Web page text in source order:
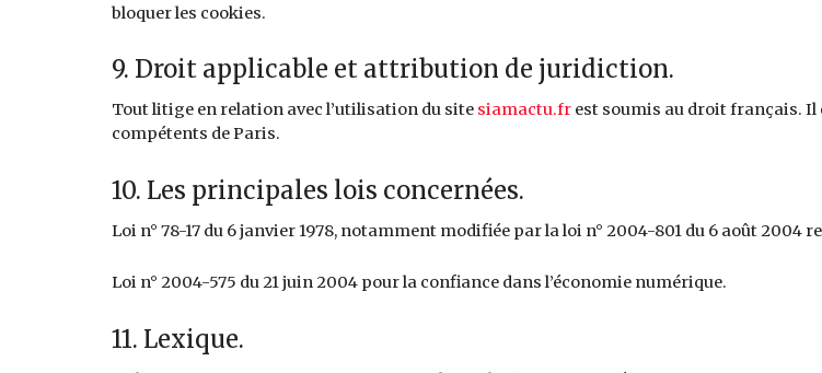
bloquer les cookies.
9. Droit applicable et attribution de juridiction.
Tout litige en relation avec l’utilisation du site siamactu.fr est soumis au droit français.
compétents de Paris.
10. Les principales lois concernées.
Loi n° 78-17 du 6 janvier 1978, notamment modifiée par la loi n° 2004-801 du 6 août
Loi n° 2004-575 du 21 juin 2004 pour la confiance dans l’économie numérique.
11. Lexique.